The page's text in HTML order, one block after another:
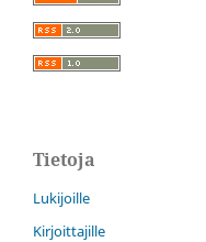
Tietoja
Lukijoille
Kirjoittajille